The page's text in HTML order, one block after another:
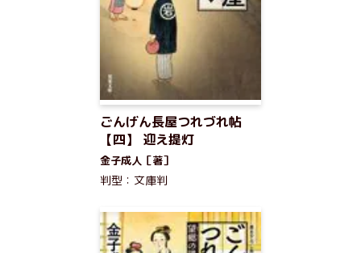
ごんげん長屋つれづれ帖
【四】 迎え提灯
金子成人［著］
判型：文庫判